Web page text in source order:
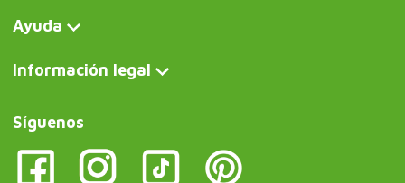
Ayuda
Información legal
Síguenos